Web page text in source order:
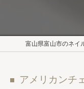
アメリカンチ